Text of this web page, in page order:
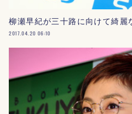
柳瀬早紀が三十路に向けて綺麗
2017.04.20 06:10